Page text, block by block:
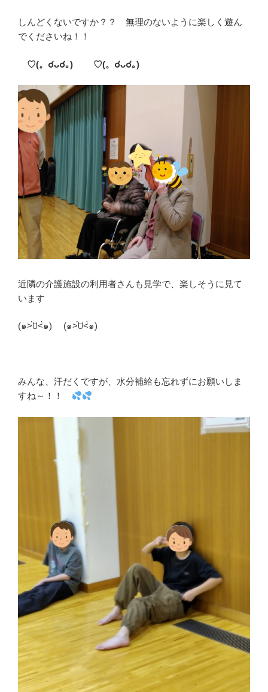
しんどくないですか？？ 無理のないように楽しく遊ん
でくださいね！！
♡(。☌ᴗ☌｡) ♡(。☌ᴗ☌｡)
近隣の介護施設の利用者さんも見学で、楽しそうに見て
います
(๑˃́ꇴ˂̀๑) (๑˃́ꇴ˂̀๑)
みんな、汗だくですが、水分補給も忘れずにお願いしま
すね～！！